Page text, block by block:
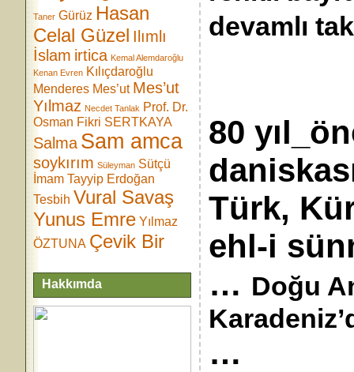
Taner Gürüz Hasan
Celal Güzel Ilımlı
İslam irtica Kemal Alemdaroğlu
Kenan Evren Kılıçdaroğlu
Menderes Mes’ut Mes’ut
Yılmaz Necdet Tanlak Prof. Dr.
Osman Fikri SERTKAYA
Salma Sam amca
soykırım Süleyman Sütçü
İmam Tayyip Erdoğan
Tesbih Vural Savaş
Yunus Emre Yılmaz
ÖZTUNA Çevik Bir
Hakkımda
devamlı
80
Türk,
ehl-i
… Doğu
…